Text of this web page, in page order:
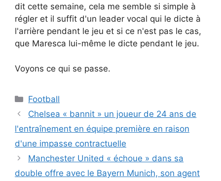
dit cette semaine, cela me semble si simple à
régler et il suffit d'un leader vocal qui le dicte à
l'arrière pendant le jeu et si ce n'est pas le cas,
que Maresca lui-même le dicte pendant le jeu.
Voyons ce qui se passe.
Catégories
Football
Chelsea « bannit » un joueur de 24 ans de
l'entraînement en équipe première en raison
d'une impasse contractuelle
Manchester United « échoue » dans sa
double offre avec le Bayern Munich, son agent